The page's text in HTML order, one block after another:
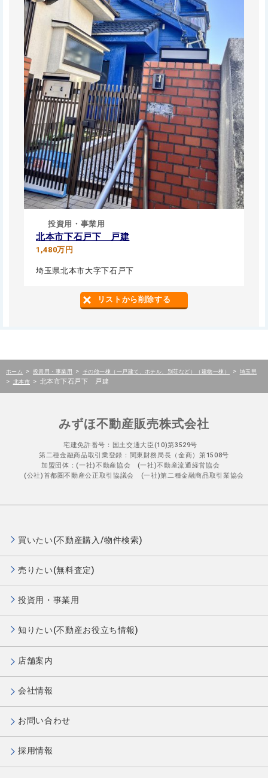
投資用・事業用
北本市下石戸下 戸建
1,480万円
埼玉県北本市大字下石戸下
リストから削除する
ホーム > 投資用・事業用 > その他一棟（一戸建て、ホテル、別荘など）（建物一棟） > 埼玉県
> 北本市 > 北本市下石戸下 戸建
みずほ不動産販売株式会社
宅建免許番号：国土交通大臣(10)第3529号
第二種金融商品取引業登録：関東財務局長（金商）第1508号
加盟団体：(一社)不動産協会 (一社)不動産流通経営協会
(公社)首都圏不動産公正取引協議会 (一社)第二種金融商品取引業協会
買いたい(不動産購入/物件検索)
売りたい(無料査定)
投資用・事業用
知りたい(不動産お役立ち情報)
店舗案内
会社情報
お問い合わせ
採用情報